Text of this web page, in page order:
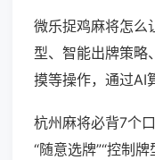
微乐捉鸡麻将怎么
型、智能出牌策略
摸等操作，通过AI
杭州麻将必背7个
“随意选牌”“控制